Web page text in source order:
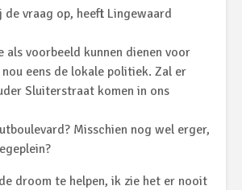
vraag op, heeft Lingewaard
als voorbeeld kunnen dienen voor
eens de lokale politiek. Zal er
Sluiterstraat komen in ons
Misschien nog wel erger,
droom te helpen, ik zie het er nooit